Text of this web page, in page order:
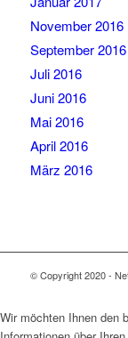
November 2016
September 2016
Juli 2016
Juni 2016
Mai 2016
April 2016
März 2016
© Copyright 2020 -
Wir möchten Ihnen den